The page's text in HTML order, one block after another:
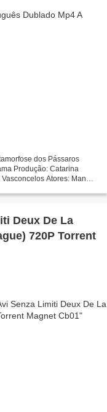
dos Pássaros
Produção: Catarina
Atores: Manuel
Deux De La
720P Torrent